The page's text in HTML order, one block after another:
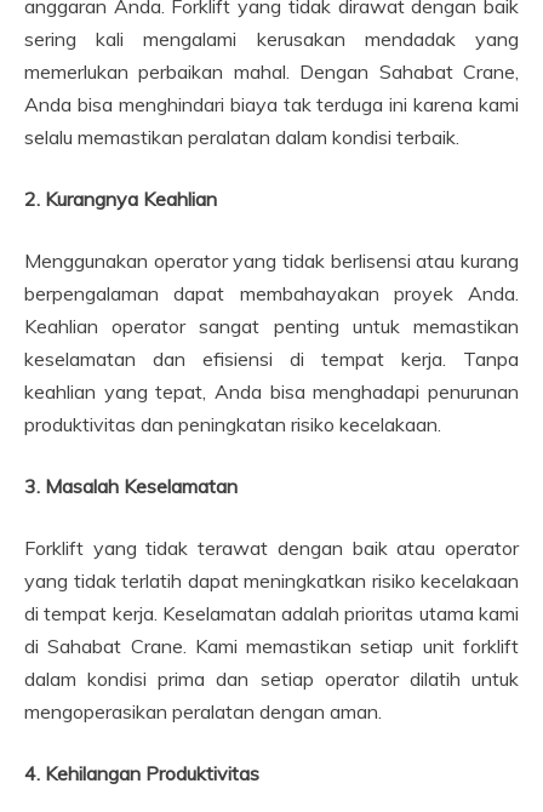
anggaran Anda. Forklift yang tidak dirawat dengan baik
sering kali mengalami kerusakan mendadak yang
memerlukan perbaikan mahal. Dengan Sahabat Crane,
Anda bisa menghindari biaya tak terduga ini karena kami
selalu memastikan peralatan dalam kondisi terbaik.
2. Kurangnya Keahlian
Menggunakan operator yang tidak berlisensi atau kurang
berpengalaman dapat membahayakan proyek Anda.
Keahlian operator sangat penting untuk memastikan
keselamatan dan efisiensi di tempat kerja. Tanpa
keahlian yang tepat, Anda bisa menghadapi penurunan
produktivitas dan peningkatan risiko kecelakaan.
3. Masalah Keselamatan
Forklift yang tidak terawat dengan baik atau operator
yang tidak terlatih dapat meningkatkan risiko kecelakaan
di tempat kerja. Keselamatan adalah prioritas utama kami
di Sahabat Crane. Kami memastikan setiap unit forklift
dalam kondisi prima dan setiap operator dilatih untuk
mengoperasikan peralatan dengan aman.
4. Kehilangan Produktivitas